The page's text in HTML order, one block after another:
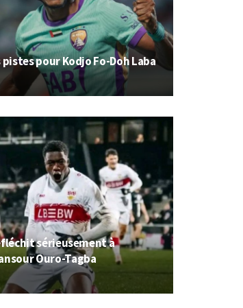
pistes pour Kodjo Fo-Doh Laba
sérieusement à
Ouro-Tagba